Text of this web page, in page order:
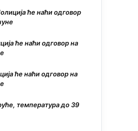
ће наћи одговор
ће наћи одговор на
ће наћи одговор на
температура до 39